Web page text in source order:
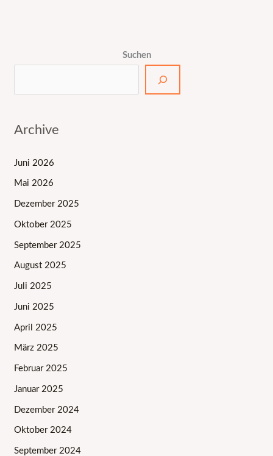
Suchen
Archive
Juni 2026
Mai 2026
Dezember 2025
Oktober 2025
September 2025
August 2025
Juli 2025
Juni 2025
April 2025
März 2025
Februar 2025
Januar 2025
Dezember 2024
Oktober 2024
September 2024